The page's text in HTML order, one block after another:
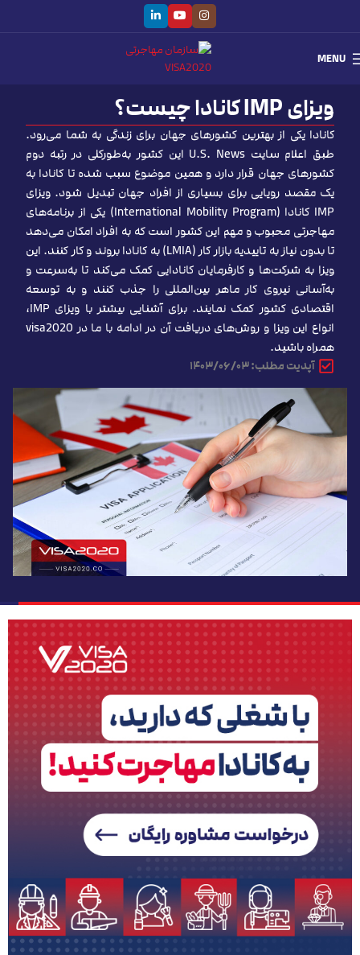
MENU
ویزای IMP کانادا چیست؟
کانادا یکی از بهترین کشورهای جهان برای زندگی به شما می‌رود.
طبق اعلام سایت U.S. News این کشور به‌طورکلی در رتبه دوم
کشورهای جهان قرار دارد و همین موضوع سبب شده تا کانادا به
یک مقصد رویایی برای بسیاری از افراد جهان تبدیل شود. ویزای
IMP کانادا (International Mobility Program) یکی از برنامه‌های
مهاجرتی محبوب و مهم این کشور است که به افراد امکان می‌دهد
تا بدون نیاز به تاییدیه بازار کار (LMIA) به کانادا بروند و کار کنند. این
ویزا به شرکت‌ها و کارفرمایان کانادایی کمک می‌کند تا به‌سرعت و
به‌آسانی نیروی کار ماهر بین‌المللی را جذب کنند و به توسعه
اقتصادی کشور کمک نمایند. برای آشنایی بیشتر با ویزای IMP،
انواع این ویزا و روش‌های دریافت آن در ادامه با ما در visa2020
همراه باشید.
آپدیت مطلب: ۱۴۰۳/۰۶/۰۳